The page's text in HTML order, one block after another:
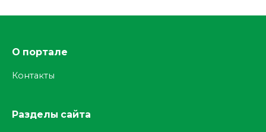
О портале
Контакты
Разделы сайта